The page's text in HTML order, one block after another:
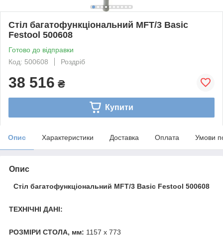
Стіл багатофункціональний MFT/3 Basic
Festool 500608
Готово до відправки
Код: 500608
Роздріб
38 516 ₴
Купити
Опис Характеристики Доставка Оплата Умови
Опис
Стіл багатофункціональний MFT/3 Basic Festool 500608
ТЕХНІЧНІ ДАНІ:
РОЗМІРИ СТОЛА, мм: 1157 x 773